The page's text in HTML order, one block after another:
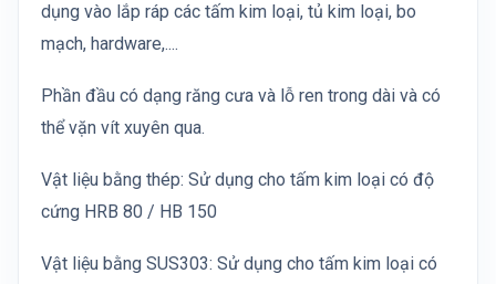
dụng vào lắp ráp các tấm kim loại, tủ kim loại, bo
mạch, hardware,....
Phần đầu có dạng răng cưa và lỗ ren trong dài và có
thể vặn vít xuyên qua.
Vật liệu bằng thép: Sử dụng cho tấm kim loại có độ
cứng HRB 80 / HB 150
Vật liệu bằng SUS303: Sử dụng cho tấm kim loại có